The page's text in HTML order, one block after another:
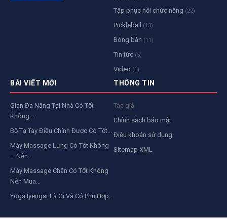
Tập phục hồi chức năng (22)
Pickleball (13)
Bóng bàn (11)
Tin tức (5)
Video (1)
BÀI VIẾT MỚI
Giàn Đa Năng Tại Nhà Có Tốt
Không...
Bộ Tạ Tay Điều Chỉnh Được Có Tốt...
Máy Massage Lưng Có Tốt Không
– Nên...
Máy Massage Chân Có Tốt Không
Nên Mua...
Yoga Iyengar Là Gì Và Có Phù Hợp...
THÔNG TIN
Tác giả
Chính sách bảo mật
Điều khoản sử dụng
Sitemap XML